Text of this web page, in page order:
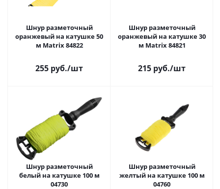
Шнур разметочный
оранжевый на катушке 50
м Matrix 84822
255 руб./шт
Шнур разметочный
оранжевый на катушке 30
м Matrix 84821
215 руб./шт
Шнур разметочный
белый на катушке 100 м
04730
Шнур разметочный
желтый на катушке 100 м
04760